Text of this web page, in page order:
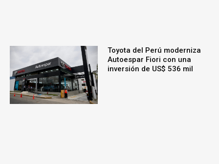
Toyota del Perú moderniza
Autoespar Fiori con una
inversión de US$ 536 mil